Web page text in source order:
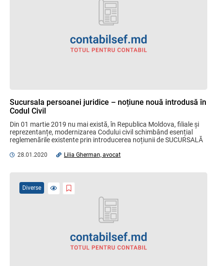
Sucursala persoanei juridice – noțiune nouă introdusă în
Codul Civil
Din 01 martie 2019 nu mai există, în Republica Moldova, filiale și
reprezentanțe, modernizarea Codului civil schimbând esențial
reglemenările existente prin introducerea noțiunii de SUCURSALĂ
28.01.2020 Lilia Gherman, avocat
Diverse